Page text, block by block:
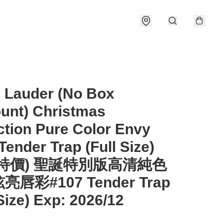
Lauder (No Box
Christmas
Pure Color Envy
Trap (Full Size)
價) 聖誕特別版高清純色
亮唇彩#107 Tender Trap
Exp: 2026/12